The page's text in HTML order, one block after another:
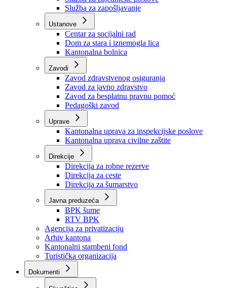
Službe
Služba za odnose s javnošću
Služba za zajedničke poslove
Služba za zapošljavanje
Ustanove
Centar za socijalni rad
Dom za stara i iznemogla lica
Kantonalna bolnica
Zavodi
Zavod zdravstvenog osiguranja
Zavod za javno zdravstvo
Zavod za besplatnu pravnu pomoć
Pedagoški zavod
Kantonalna uprava za inspekcijske poslove
Kantonalna uprava civilne zaštite
Direkcije
Direkcija za robne rezerve
Direkcija za ceste
Direkcija za šumarstvo
Javna preduzeća
BPK šume
RTV BPK
Agencija za privatizaciju
Arhiv kantona
Kantonalni stambeni fond
Turistička organizacija